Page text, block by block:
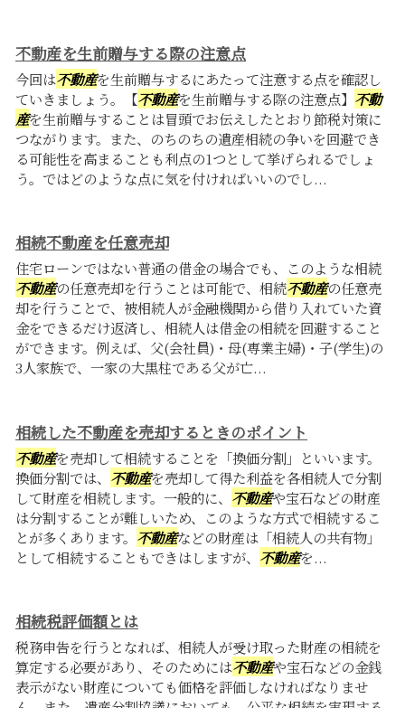
不動産を生前贈与する際の注意点
今回は不動産を生前贈与するにあたって注意する点を確認し
ていきましょう。【不動産を生前贈与する際の注意点】 不動
産を生前贈与することは冒頭でお伝えしたとおり節税対策に
つながります。また、のちのちの遺産相続の争いを回避でき
る可能性を高まることも利点の1つとして挙げられるでしょ
う。ではどのような点に気を付ければいいのでし...
相続不動産を任意売却
住宅ローンではない普通の借金の場合でも、このような相続
不動産の任意売却を行うことは可能で、相続不動産の任意売
却を行うことで、被相続人が金融機関から借り入れていた資
金をできるだけ返済し、相続人は借金の相続を回避すること
ができます。例えば、父(会社員)・母(専業主婦)・子(学生)の
3人家族で、一家の大黒柱である父が亡...
相続した不動産を売却するときのポイント
不動産を売却して相続することを「換価分割」といいます。
換価分割では、 不動産を売却して得た利益を各相続人で分割
して財産を相続します。一般的に、 不動産や宝石などの財産
は分割することが難しいため、このような方式で相続するこ
とが多くあります。 不動産などの財産は「相続人の共有物」
として相続することもできはしますが、 不動産を...
相続税評価額とは
税務申告を行うとなれば、相続人が受け取った財産の相続を
算定する必要があり、そのためには不動産や宝石などの金銭
表示がない財産についても価格を評価しなければなりませ